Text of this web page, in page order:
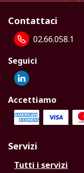
Contattaci
02.66.058.1
Seguici
Accettiamo
Servizi
Tutti i servizi